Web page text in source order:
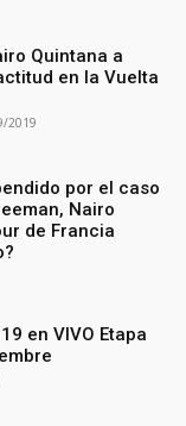
Quintana a
en la Vuelta
2019
por el caso
Nairo
de Francia
en VIVO Etapa